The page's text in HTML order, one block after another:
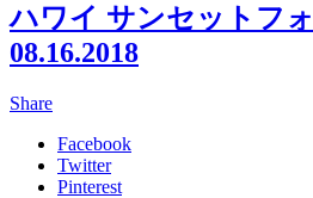
ハワイ サンセットフ
08.16.2018
Share
Facebook
Twitter
Pinterest